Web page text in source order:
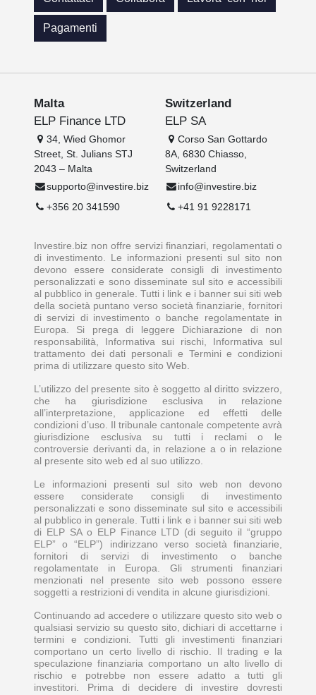
Pagamenti
Malta
ELP Finance LTD
34, Wied Ghomor
Street, St. Julians STJ
2043 – Malta
supporto@investire.biz
+356 20 341590
Switzerland
ELP SA
Corso San Gottardo
8A, 6830 Chiasso,
Switzerland
info@investire.biz
+41 91 9228171
Investire.biz non offre servizi finanziari, regolamentati o
di investimento. Le informazioni presenti sul sito non
devono essere considerate consigli di investimento
personalizzati e sono disseminate sul sito e accessibili
al pubblico in generale. Tutti i link e i banner sui siti web
della società puntano verso società finanziarie, fornitori
di servizi di investimento o banche regolamentate in
Europa. Si prega di leggere Dichiarazione di non
responsabilità, Informativa sui rischi, Informativa sul
trattamento dei dati personali e Termini e condizioni
prima di utilizzare questo sito Web.
L’utilizzo del presente sito è soggetto al diritto svizzero,
che ha giurisdizione esclusiva in relazione
all’interpretazione, applicazione ed effetti delle
condizioni d’uso. Il tribunale cantonale competente avrà
giurisdizione esclusiva su tutti i reclami o le
controversie derivanti da, in relazione a o in relazione
al presente sito web ed al suo utilizzo.
Le informazioni presenti sul sito web non devono
essere considerate consigli di investimento
personalizzati e sono disseminate sul sito e accessibili
al pubblico in generale. Tutti i link e i banner sui siti web
di ELP SA o ELP Finance LTD (di seguito il “gruppo
ELP” o “ELP”) indirizzano verso società finanziarie,
fornitori di servizi di investimento o banche
regolamentate in Europa. Gli strumenti finanziari
menzionati nel presente sito web possono essere
soggetti a restrizioni di vendita in alcune giurisdizioni.
Continuando ad accedere o utilizzare questo sito web o
qualsiasi servizio su questo sito, dichiari di accettarne i
termini e condizioni. Tutti gli investimenti finanziari
comportano un certo livello di rischio. Il trading e la
speculazione finanziaria comportano un alto livello di
rischio e potrebbe non essere adatto a tutti gli
investitori. Prima di decidere di investire dovresti